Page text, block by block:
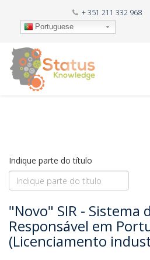
+ 351 211 332 968
Portuguese
Indique parte do título
"Novo" SIR - Sistema
Responsável em
(Licenciamento